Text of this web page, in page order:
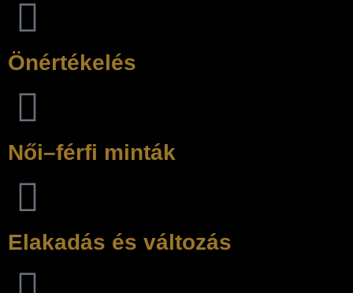
Önértékelés
Női–férfi minták
Elakadás és változás